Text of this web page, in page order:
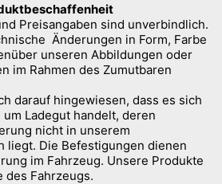
Preisangaben sind unverbindlich.
Änderungen in Form, Farbe
unseren Abbildungen oder
im Rahmen des Zumutbaren
darauf hingewiesen, dass es sich
Ladegut handelt, deren
nicht in unserem
liegt. Die Befestigungen dienen
im Fahrzeug. Unsere Produkte
des Fahrzeugs.